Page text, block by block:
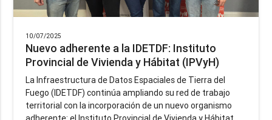
10/07/2025
Nuevo adherente a la IDETDF: Instituto
Provincial de Vivienda y Hábitat (IPVyH)
La Infraestructura de Datos Espaciales de Tierra del
Fuego (IDETDF) continúa ampliando su red de trabajo
territorial con la incorporación de un nuevo organismo